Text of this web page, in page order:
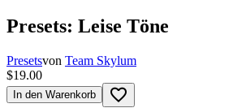
Presets: Leise Töne
Presetsvon Team Skylum
$19.00
In den Warenkorb favorite_border